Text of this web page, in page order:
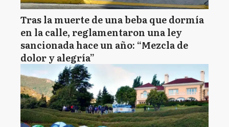
Tras la muerte de una beba que dormía
en la calle, reglamentaron una ley
sancionada hace un año: “Mezcla de
dolor y alegría”